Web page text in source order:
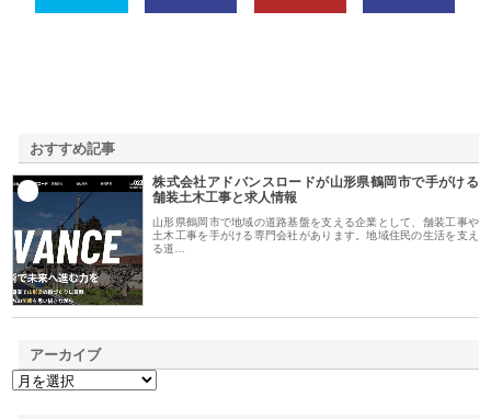
おすすめ記事
株式会社アドバンスロードが山形県鶴岡市で手がける
舗装土木工事と求人情報
山形県鶴岡市で地域の道路基盤を支える企業として、舗装工事や
土木工事を手がける専門会社があります。地域住民の生活を支え
る道…
アーカイブ